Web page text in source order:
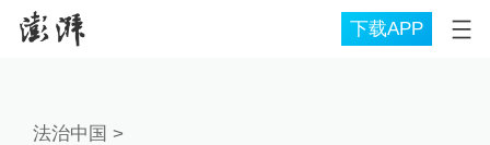
下载APP
法治中国 >